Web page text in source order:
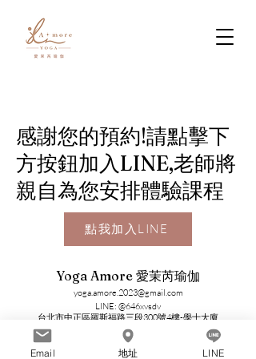
​感謝您的預約!請點擊下
方按鈕加入LINE,老師將
親自為您安排體驗課程
點我加入LINE
Yoga Amore 愛茉芮瑜伽
yoga.amore.2023@gmail.com
LINE: @646xvsdv
​台北市中正區羅斯福路三段300號4樓-學士大廈
（公館捷運站4號出口直走2分鐘）
​國立台灣大學正門對面
©2023 Yoga Amore 愛茉芮事業有限公司 版權所有
Email 地址 LINE